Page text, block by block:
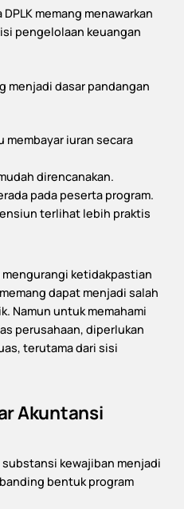
memang menawarkan
pengelolaan keuangan
menjadi dasar pandangan
membayar iuran secara
direncanakan.
pada peserta program.
terlihat lebih praktis
ketidakpastian
dapat menjadi salah
Namun untuk memahami
perusahaan, diperlukan
terutama dari sisi
Akuntansi
kewajiban menjadi
bentuk program